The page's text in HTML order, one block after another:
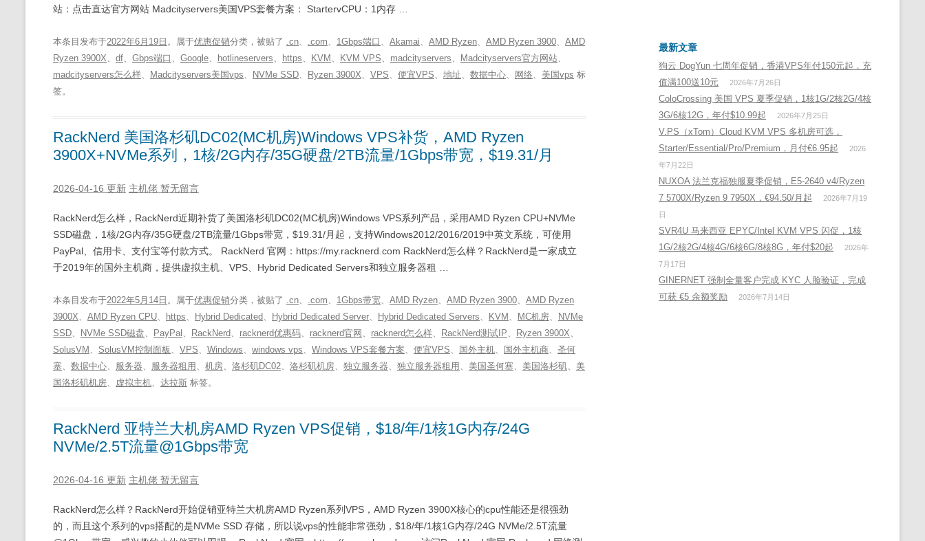
站：点击直达官方网站 Madcityservers美国VPS套餐方案： StartervCPU：1内存 …
本条目发布于2022年6月19日 。属于优惠促销分类，被贴了 .cn .com 1Gbps端口 Akamai AMD Ryzen AMD Ryzen 3900
AMD
Ryzen 3900X
df Gbps端口 Google hotlineservers https KVM KVM VPS madcityservers Madcityservers官方网站
madcityservers怎么样
Madcityservers美国vps NVMe SSD Ryzen 3900X VPS 便宜VPS 地址 数据中心 网络 美国vps 标
签。
RackNerd 美国洛杉矶DC02(MC机房)Windows VPS补货，AMD Ryzen
3900X+NVMe系列，1核/2G内存/35G硬盘/2TB流量/1Gbps带宽，$19.31/月
2026-04-16 更新 主机佬 暂无留言
RackNerd怎么样，RackNerd近期补货了美国洛杉矶DC02(MC机房)Windows VPS系列产品，采用AMD Ryzen CPU+NVMe
SSD磁盘，1核/2G内存/35G硬盘/2TB流量/1Gbps带宽，$19.31/月起，支持Windows2012/2016/2019中英文系统，可使用
PayPal、信用卡、支付宝等付款方式。 RackNerd 官网：https://my.racknerd.com RackNerd怎么样？RackNerd是一家成立
于2019年的国外主机商，提供虚拟主机、VPS、Hybrid Dedicated Servers和独立服务器租 …
本条目发布于2022年5月14日 。属于优惠促销分类，被贴了 .cn .com 1Gbps带宽 AMD Ryzen AMD Ryzen 3900
AMD Ryzen
3900X
AMD Ryzen CPU https Hybrid Dedicated Hybrid Dedicated Server Hybrid Dedicated Servers KVM MC机房
NVMe
SSD
NVMe SSD磁盘 PayPal RackNerd racknerd优惠码 racknerd官网 racknerd怎么样 RackNerd测试IP Ryzen 3900X
SolusVM
SolusVM控制面板 VPS Windows windows vps Windows VPS套餐方案 便宜VPS 国外主机 国外主机商
圣何
塞
数据中心 服务器 服务器租用 机房 洛杉矶DC02 洛杉矶机房 独立服务器 独立服务器租用 美国圣何塞 美国洛杉矶
美
国洛杉矶机房
虚拟主机 达拉斯 标签。
RackNerd 亚特兰大机房AMD Ryzen VPS促销，$18/年/1核1G内存/24G
NVMe/2.5T流量@1Gbps带宽
2026-04-16 更新 主机佬 暂无留言
RackNerd怎么样？RackNerd开始促销亚特兰大机房AMD Ryzen系列VPS，AMD Ryzen 3900X核心的cpu性能还是很强劲
的，而且这个系列的vps搭配的是NVMe SSD 存储，所以说vps的性能非常强劲，$18/年/1核1G内存/24G NVMe/2.5T流量
最新文章
狗云 DogYun 七周年促销，香港VPS年付150元起，充
值满100送10元
2026年7月26日
ColoCrossing 美国 VPS 夏季促销，1核1G/2核2G/4核
3G/6核12G，年付$10.99起
2026年7月25日
V.PS（xTom）Cloud KVM VPS 多机房可选，
Starter/Essential/Pro/Premium，月付€6.95起
2026
年7月22日
NUXOA 法兰克福独服夏季促销，E5-2640 v4/Ryzen
7 5700X/Ryzen 9 7950X，€94.50/月起
2026年7月19
日
SVR4U 马来西亚 EPYC/Intel KVM VPS 闪促，1核
1G/2核2G/4核4G/6核6G/8核8G，年付$20起
2026年
7月17日
GINERNET 强制全量客户完成 KYC 人脸验证，完成
可获 €5 余额奖励
2026年7月14日